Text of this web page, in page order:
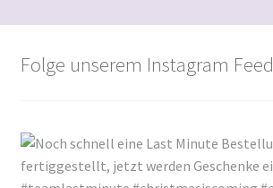
Folge unserem Instagram Feed